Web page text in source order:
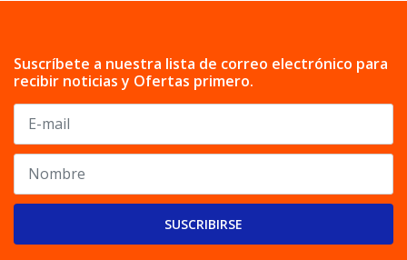
Suscríbete a nuestra lista de correo electrónico para
recibir noticias y Ofertas primero.
SUSCRIBIRSE